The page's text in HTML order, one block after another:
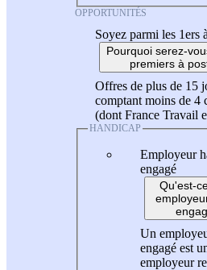
OPPORTUNITÉS
Soyez parmi les 1ers
Pourquoi serez-
premiers à
Offres de plus de 15
comptant moins de 4
(dont France Travail
HANDICAP
Employeur
engagé
Qu'est-
Un
engagé est
employeur